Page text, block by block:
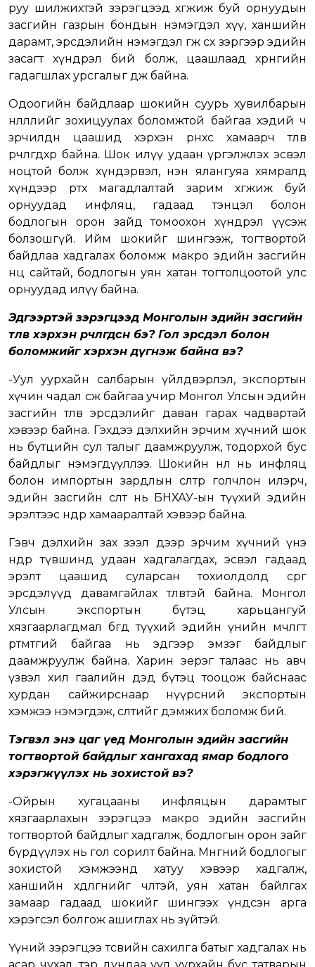
руу шилжихтэй зэрэгцээд хөгжиж буй орнуудын
засгийн газрын бондын нэмэгдэл хүү, ханшийн
дарамт, эрсдэлийн нэмэгдэл өгөөж өсөх зэргээр эдийн
засагт хүндрэл бий болж, цаашлаад хөрөнгийн
гадагшлах урсгалыг өдөөж байна.
Одоогийн байдлаар шокийн суурь хувилбарын
нөлөөллийг зохицуулах боломжтой байгаа хэдий ч
зөрчилдөөн цаашид хэрхэн өрнөхөөс хамаарч төлөв
өөрчлөгдөхөөр байна. Шок илүү удаан үргэлжлэх эсвэл
ноцтой болж хүндэрвэл, нэн ялангуяа хямралд
хүндээр өртөх магадлалтай зарим хөгжиж буй
орнуудад инфляц, гадаад тэнцэл болон
бодлогын орон зайд томоохон хүндрэл үүсэж
болзошгүй. Ийм шокийг шингээж, тогтвортой
байдлаа хадгалах боломж макро эдийн засгийн
нөөц сайтай, бодлогын уян хатан тогтолцоотой улс
орнуудад илүү байна.
Эдгээртэй зэрэгцээд Монголын эдийн засгийн
төлөв хэрхэн өөрчлөгдсөн бэ? Гол эрсдэл болон
боломжийг хэрхэн дүгнэж байна вэ?
-Уул уурхайн салбарын үйлдвэрлэл, экспортын
хүчин чадал өсөж байгаа учир Монгол Улсын эдийн
засгийн төлөв эрсдэлийг даван гарах чадвартай
хэвээр байна. Гэхдээ дэлхийн эрчим хүчний шок
нь бүтцийн сул талыг даамжруулж, тодорхой бус
байдлыг нэмэгдүүллээ. Шокийн нөлөө нь инфляц
болон импортын зардлын өсөлтөөр голчлон илэрч,
эдийн засгийн өсөлт нь БНХАУ-ын түүхий эдийн
эрэлтээс өндөр хамааралтай хэвээр байна.
Гэвч дэлхийн зах зээл дээр эрчим хүчний үнэ
өндөр түвшинд удаан хадгалагдах, эсвэл гадаад
эрэлт цаашид суларсан тохиолдолд сөрөг
эрсдэлүүд давамгайлах төлөвтэй байна. Монгол
Улсын экспортын бүтэц харьцангуй
хязгаарлагдмал бөгөөд түүхий эдийн үнийн мөчлөгт
өртөмтгий байгаа нь эдгээр эмзэг байдлыг
даамжруулж байна. Харин эерэг талаас нь авч
үзвэл хил гаалийн дэд бүтэц тооцож байснаас
хурдан сайжирснаар нүүрсний экспортын
хэмжээ нэмэгдэж, өсөлтийг дэмжих боломж бий.
Тэгвэл энэ цаг үед Монголын эдийн засгийн
тогтвортой байдлыг хангахад ямар бодлого
хэрэгжүүлэх нь зохистой вэ?
-Ойрын хугацааны инфляцын дарамтыг
хязгаарлахын зэрэгцээ макро эдийн засгийн
тогтвортой байдлыг хадгалж, бодлогын орон зайг
бүрдүүлэх нь гол сорилт байна. Мөнгөний бодлогыг
зохистой хэмжээнд хатуу хэвээр хадгалж,
ханшийн хөдөлгөөнийг чөлөөтэй, уян хатан байлгах
замаар гадаад шокийг шингээх үндсэн арга
хэрэгсэл болгож ашиглах нь зүйтэй.
Үүний зэрэгцээ төсвийн сахилга батыг хадгалах нь
асар чухал, тэр дундаа уул уурхайн бус татварын